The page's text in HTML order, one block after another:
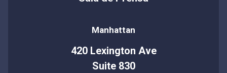
Manhattan
420 Lexington Ave
Suite 830